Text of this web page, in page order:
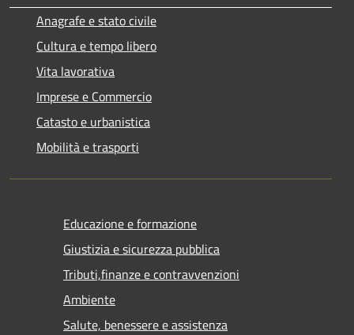
Anagrafe e stato civile
Cultura e tempo libero
Vita lavorativa
Imprese e Commercio
Catasto e urbanistica
Mobilità e trasporti
Educazione e formazione
Giustizia e sicurezza pubblica
Tributi,finanze e contravvenzioni
Ambiente
Salute, benessere e assistenza